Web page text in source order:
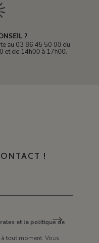
?
au 03 86 45 50 00 du
et de 14h00 à 17h00.
!
et la politique de
tout moment. Vous